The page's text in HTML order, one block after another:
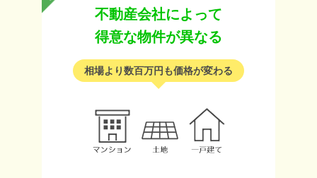
不動産会社によって
得意な物件が異なる
相場より数百万円も価格が変わる